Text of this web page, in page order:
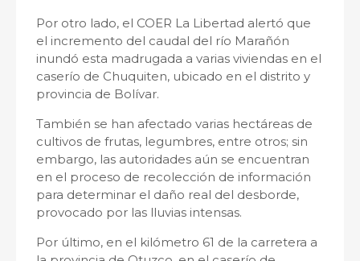
Por otro lado, el COER La Libertad alertó que
el incremento del caudal del río Marañón
inundó esta madrugada a varias viviendas en el
caserío de Chuquiten, ubicado en el distrito y
provincia de Bolívar.
También se han afectado varias hectáreas de
cultivos de frutas, legumbres, entre otros; sin
embargo, las autoridades aún se encuentran
en el proceso de recolección de información
para determinar el daño real del desborde,
provocado por las lluvias intensas.
Por último, en el kilómetro 61 de la carretera a